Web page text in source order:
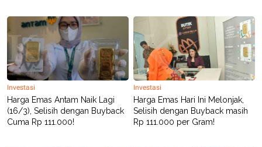
KANAL
P
U
S
A
T
D
A
T
I
M
A
G
E
S
Investasi
Harga Emas Antam Naik Lagi
(16/3), Selisih dengan Buyback
Cuma Rp 111.000!
Investasi
Harga Emas Hari Ini Melonjak,
Selisih dengan Buyback masih
Rp 111.000 per Gram!